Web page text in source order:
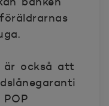
är också att